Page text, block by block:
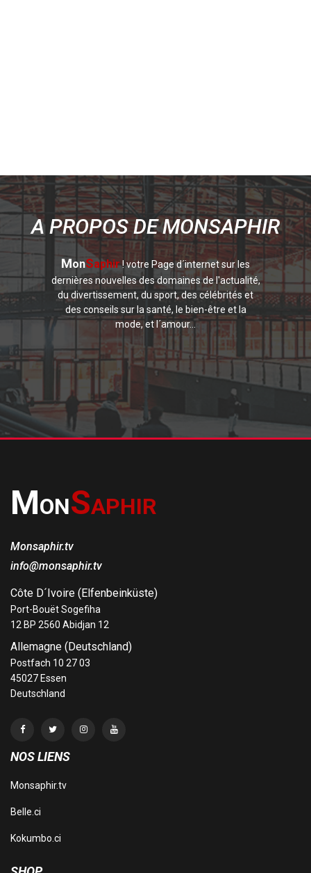
A PROPOS DE MONSAPHIR
MonSaphir! votre Page d´internet sur les
dernières nouvelles des domaines de l'actualité,
du divertissement, du sport, des célébrités et
des conseils sur la santé, le bien-être et la
mode, et l´amour...
MONSAPHIR
Monsaphir.tv
info@monsaphir.tv
Côte D´Ivoire (Elfenbeinküste)
Port-Bouët Sogefiha
12 BP 2560 Abidjan 12
Allemagne (Deutschland)
Postfach 10 27 03
45027 Essen
Deutschland
NOS LIENS
Monsaphir.tv
Belle.ci
Kokumbo.ci